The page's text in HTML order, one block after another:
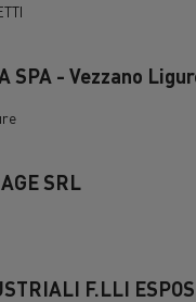
SPA - Vezzano
SRL
F.LLI